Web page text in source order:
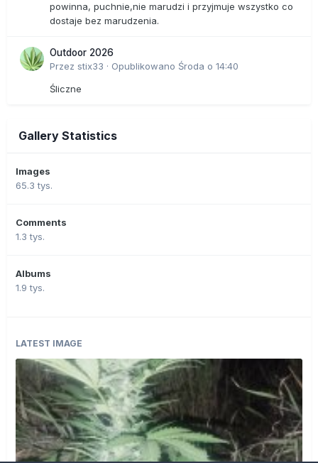
powinna, puchnie,nie marudzi i przyjmuje wszystko co
dostaje bez marudzenia.
Outdoor 2026
Przez stix33 · Opublikowano Środa o 14:40
Śliczne
Gallery Statistics
Images
65.3 tys.
Comments
1.3 tys.
Albums
1.9 tys.
LATEST IMAGE